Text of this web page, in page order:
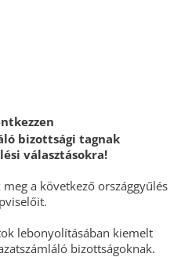
bizottsági tagnak
választásokra!
a következő országgyűlés
lebonyolításában kiemelt
bizottságoknak.